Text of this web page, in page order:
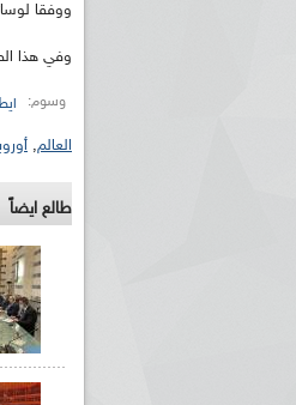
ووفقا لوسائل إعلام
وفي هذا
وسوم:
العالم,
طالع ايضاً